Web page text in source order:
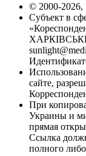
© 2000-2026,
Субъект в
ХАРКІВСЬКЕ
сайте,
При
Украины и
прямая
Ссылка
полного